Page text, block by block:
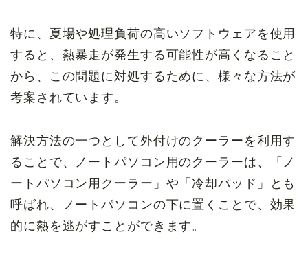
特に、夏場や処理負荷の高いソフトウェアを使用
すると、熱暴走が発生する可能性が高くなること
から、この問題に対処するために、様々な方法が
考案されています。
解決方法の一つとして外付けのクーラーを利用す
ることで、ノートパソコン用のクーラーは、「ノ
ートパソコン用クーラー」や「冷却パッド」とも
呼ばれ、ノートパソコンの下に置くことで、効果
的に熱を逃がすことができます。